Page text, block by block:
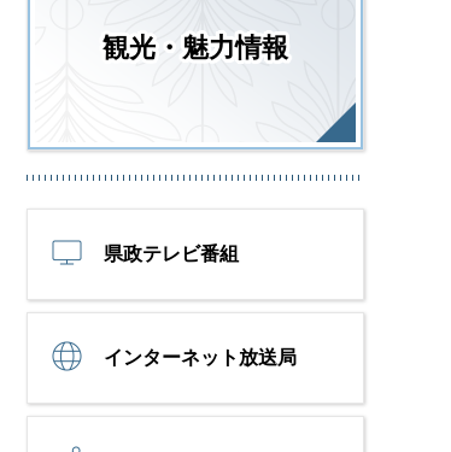
観光・魅力情報
県政テレビ番組
インターネット放送局